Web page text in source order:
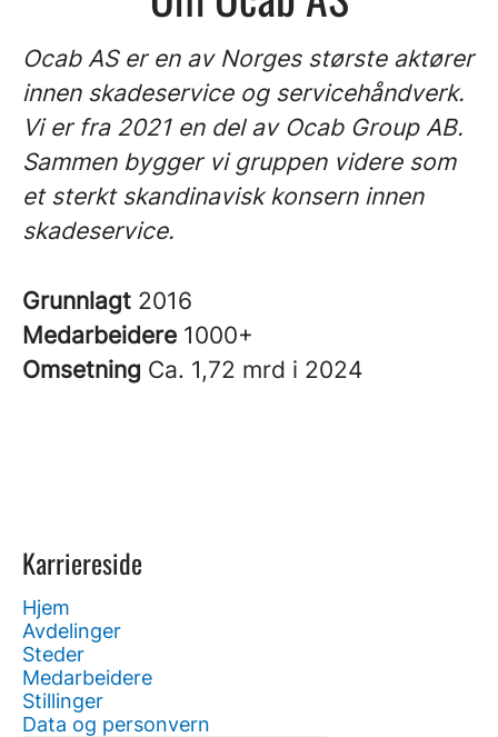
Ocab AS er en av Norges største aktører
innen skadeservice og servicehåndverk.
Vi er fra 2021 en del av Ocab Group AB.
Sammen bygger vi gruppen videre som
et sterkt skandinavisk konsern innen
skadeservice.
Grunnlagt 2016
Medarbeidere 1000+
Omsetning Ca. 1,72 mrd i 2024
Karriereside
Hjem
Avdelinger
Steder
Medarbeidere
Stillinger
Data og personvern